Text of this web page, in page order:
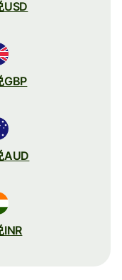
USD
GBP
AUD
INR